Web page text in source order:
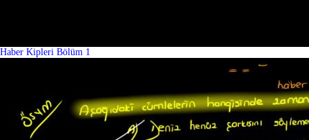
Haber Kipleri Bölüm 1